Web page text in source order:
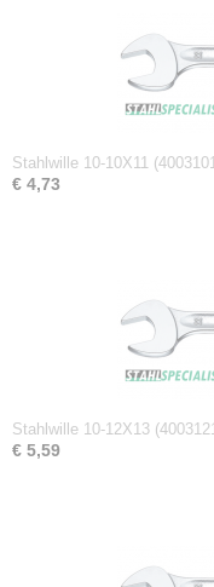
Afmetingen (l,b,h)
13,10 x 2,90 x 0,30 cm
Stahlwille 10-10X11
€ 4,73
Stahlwille 10-12X13
€ 5,59